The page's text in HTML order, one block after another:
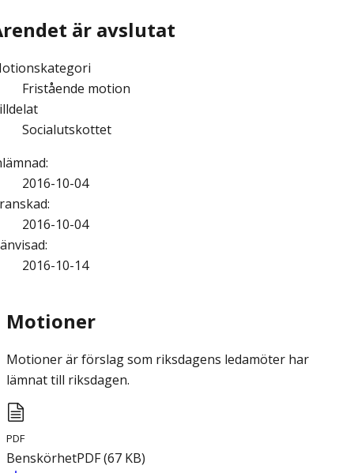
är avslutat
Fristående motion
Socialutskottet
:
2016-10-04
:
2016-10-04
:
2016-10-14
Motioner
Motioner är förslag som riksdagens ledamöter har
lämnat till riksdagen.
PDF
BenskörhetPDF(67 KB)